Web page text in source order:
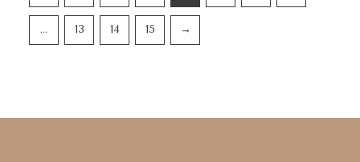
... 13 14 15 →